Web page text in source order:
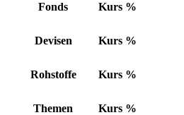
Fonds Kurs %
Devisen Kurs %
Rohstoffe Kurs %
Themen Kurs %